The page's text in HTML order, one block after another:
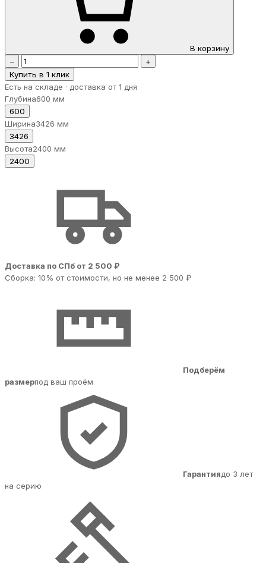
В корзину
−
+
Купить в 1 клик
Есть на складе · доставка от 1 дня
Глубина600 мм
600
Ширина3426 мм
3426
Высота2400 мм
2400
Доставка по СПб от 2 500 ₽
Сборка: 10% от стоимости, но не менее 2 500 ₽
Подберём
размерпод ваш проём
Гарантиядо 3 лет
на серию